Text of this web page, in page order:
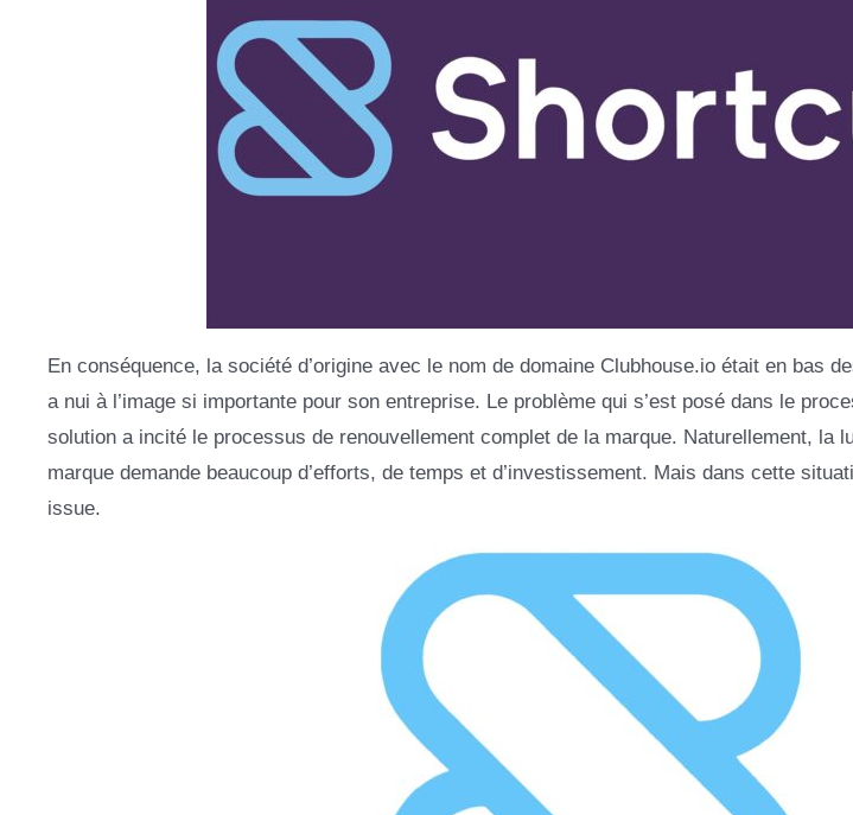
En conséquence, la société d’origine avec le nom de domaine Clubhouse.io était en bas
a nui à l’image si importante pour son entreprise. Le problème qui s’est posé dans le
solution a incité le processus de renouvellement complet de la marque. Naturellement, la
marque demande beaucoup d’efforts, de temps et d’investissement. Mais dans cette
issue.